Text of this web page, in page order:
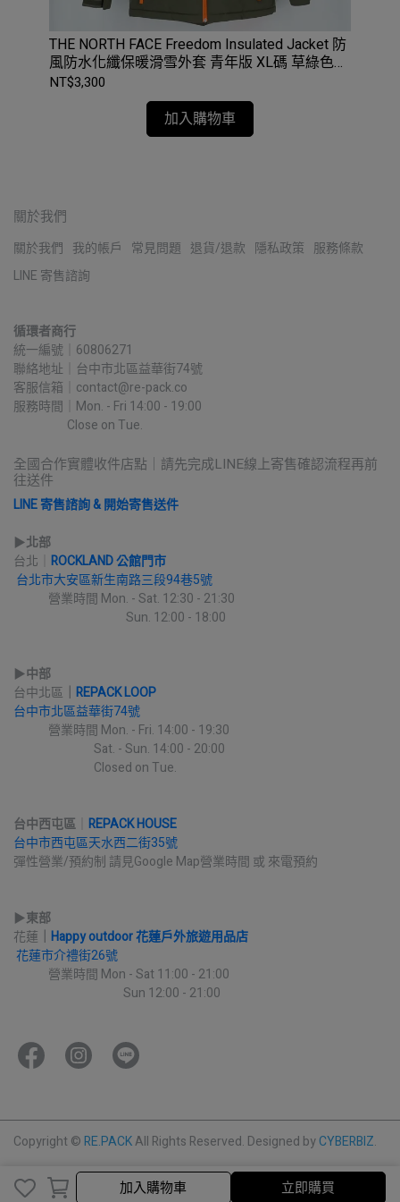
加入購物車 立即購買
THE NORTH FACE Freedom Insulated Jacket 防
風防水化纖保暖滑雪外套 青年版 XL碼 草綠色
#NF0A3NI6
NT$3,300
加入購物車
關於我們
關於我們 我的帳戶 常見問題 退貨/退款 隱私政策 服務條款
LINE 寄售諮詢
循環者商行
統一編號｜60806271
聯絡地址｜台中市北區益華街74號
客服信箱｜contact@re-pack.co
服務時間｜Mon. - Fri 14:00 - 19:00
Close on Tue.
全國合作實體收件店點｜請先完成LINE線上寄售確認流程再前
往送件
LINE 寄售諮詢 & 開始寄售送件
▶︎北部
台北｜ ROCKLAND 公館門市
台北市大安區新生南路三段94巷5號
營業時間 Mon. - Sat. 12:30 - 21:30
Sun. 12:00 - 18:00
▶︎中部
台中北區
REPACK LOOP
台中市北區益華街74號
營業時間 Mon. - Fri. 14:00 - 19:30
Sat. - Sun. 14:00 - 20:00
Closed on Tue.
台中西屯區
REPACK HOUSE
台中市西屯區天水西二街35號
彈性營業/預約制 請見Google Map營業時間 或 來電預約
▶︎東部
花蓮
Happy outdoor 花蓮戶外旅遊用品店
花蓮市介禮街26號
營業時間 Mon - Sat 11:00 - 21:00
Sun 12:00 - 21:00
Copyright ©RE.PACKAll Rights Reserved. Designed byCYBERBIZ.